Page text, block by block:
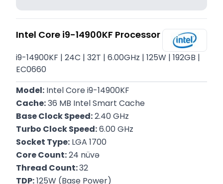
Intel Core i9-14900KF Processor
i9-14900KF | 24C | 32T | 6.00GHz | 125W | 192GB |
EC0660
Model: Intel Core i9-14900KF
Cache: 36 MB Intel Smart Cache
Base Clock Speed: 2.40 GHz
Turbo Clock Speed: 6.00 GHz
Socket Type: LGA 1700
Core Count: 24 nüvə
Thread Count: 32
TDP: 125W (Base Power)